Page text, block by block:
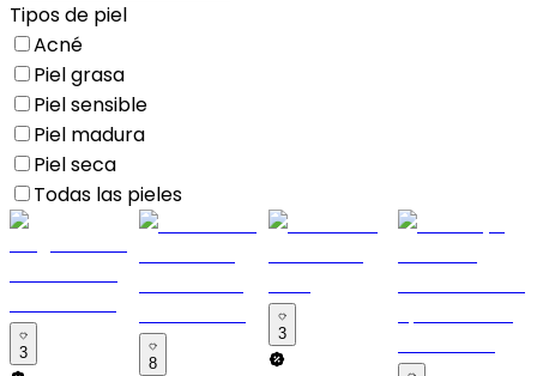
Tipos de piel
Acné
Piel grasa
Piel sensible
Piel madura
Piel seca
Todas las pieles
3
8
3